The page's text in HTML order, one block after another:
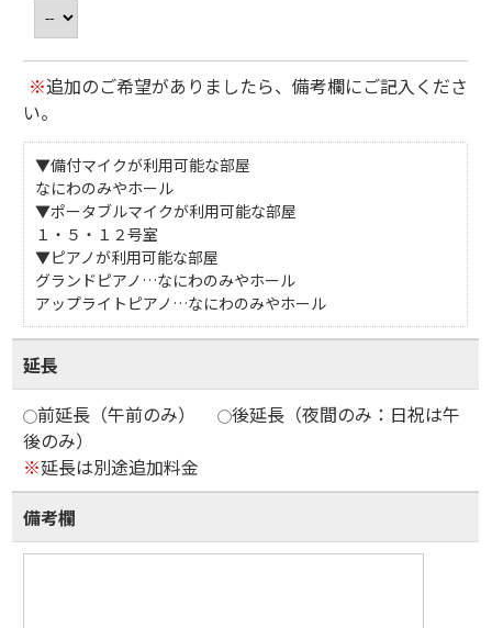
※追加のご希望がありましたら、備考欄にご記入くださ
い。
▼備付マイクが利用可能な部屋
なにわのみやホール
▼ポータブルマイクが利用可能な部屋
１・５・１２号室
▼ピアノが利用可能な部屋
グランドピアノ…なにわのみやホール
アップライトピアノ…なにわのみやホール
延長
前延長（午前のみ）
後延長（夜間のみ：日祝は午
後のみ）
※延長は別途追加料金
備考欄